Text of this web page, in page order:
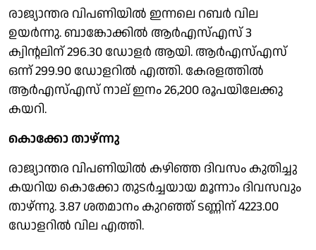
രാജ്യാന്തര വിപണിയിൽ ഇന്നലെ റബർ വില
ഉയർന്നു. ബാങ്കോക്കിൽ ആർഎസ്എസ് 3
ക്വിൻ്റലിന് 296.30 ഡോളർ ആയി. ആർഎസ്എസ്
ഒന്ന് 299.90 ഡോളറിൽ എത്തി. കേരളത്തിൽ
ആർഎസ്എസ് നാല് ഇനം 26,200 രൂപയിലേക്കു
കയറി.
കൊക്കോ താഴ്ന്നു
രാജ്യാന്തര വിപണിയിൽ കഴിഞ്ഞ ദിവസം കുതിച്ചു
കയറിയ കൊക്കോ തുടർച്ചയായ മൂന്നാം ദിവസവും
താഴ്ന്നു. 3.87 ശതമാനം കുറഞ്ഞ് ടണ്ണിന് 4223.00
ഡോളറിൽ വില എത്തി.